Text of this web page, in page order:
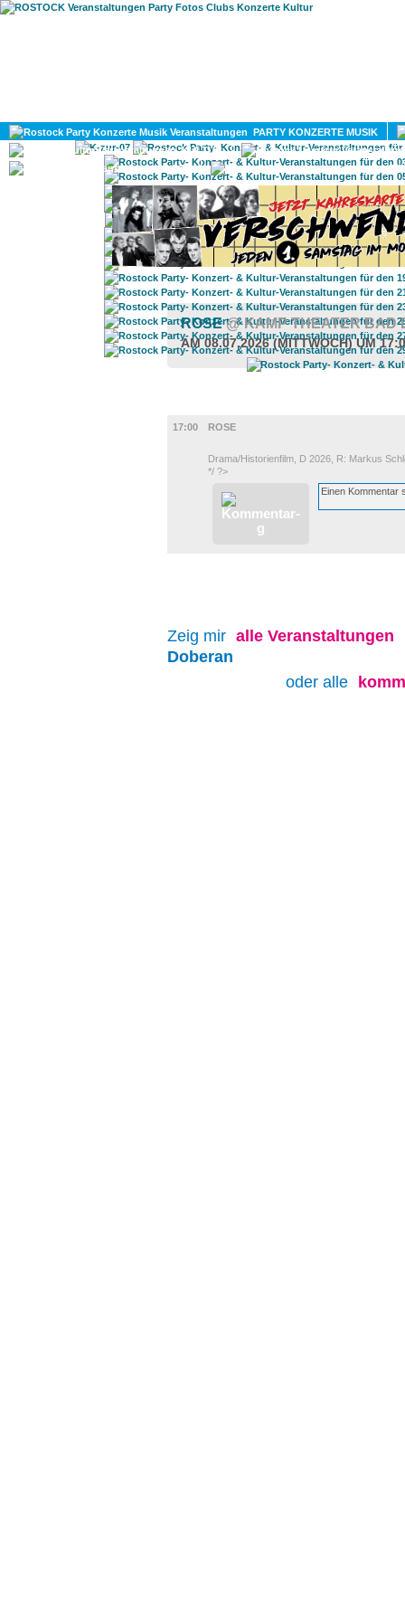
PARTY KONZERTE MUSIK
KULTUR
GAY
ROSE@ KAMP THEATER BAD
AM 08.07.2026 (MITTWOCH) UM
17:00
ROSE
Drama/Historienfilm, D 2026, R: Markus
*/ ?>
Zeig mir alle Veranstaltungen
Doberan
oder alle